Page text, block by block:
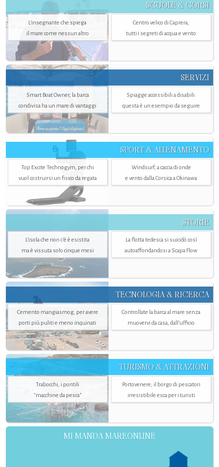
SCUOLE & CORSI
L'insegnante che spiega
il mare come nessun altro
Centro velico di Caprera,
tutti i segreti di acqua e vento
SERVIZI
Smart Boat Owner, la barca
condivisa ha un mare di vantaggi
Spiagge accessibili a disabili:
questa è un esempio da seguire
SPORT & ALLENAMENTO
Top Excite Technogym, per chi
vuol costruirsi un fisico da regata
Windsurf, a caccia di onde
e vento dalla Corsica a Okinawa
STORIE
L’isola che non c'è è esistita
ma è vissuta solo cinque mesi
La flotta tedesca si suicidò così
autoaffondandosi a Scapa Flow
TECNOLOGIA & RICERCA
Cemento mangiasmog, per avere
porti più puliti e meno inquinati
Controllate la barca al mare senza
muovervi da casa, dall’ufficio
TURISMO & ATTRAZIONI
Trabocchi, i pontili
"macchine da pesca"
Portovenere, il borgo di pescatori
irresistibile esca per i turisti
MI MANDA MAREONLINE